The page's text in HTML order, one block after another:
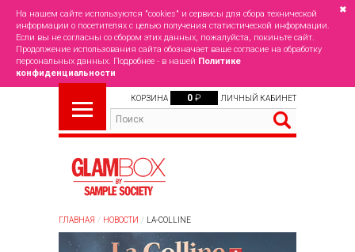
На нашем сайте используются "cookies" и сервисы для сбора технической
информации о посетителях с целью получения статистической информации.
Если вы не согласны со сбором этих данных, пожалуйста, покиньте сайт.
Продолжение использования сайта обозначает ваше согласие на обработку
персональных данных. Подробнее - в нашей Политике
конфиденциальности
✖
КОРЗИНА 0 ₽ ЛИЧНЫЙ КАБИНЕТ
ГЛАВНАЯ НОВОСТИ LA-COLLINE